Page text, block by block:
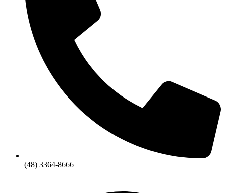
(48) 3364-8666